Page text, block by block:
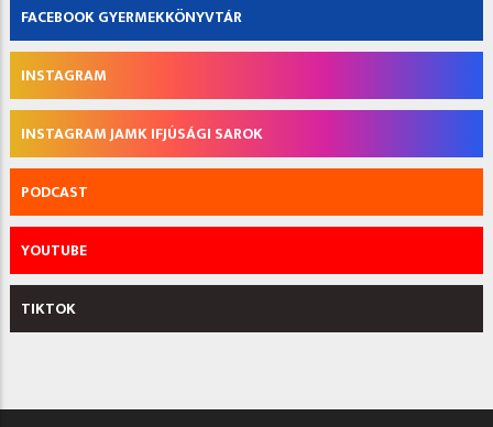
FACEBOOK GYERMEKKÖNYVTÁR
INSTAGRAM
INSTAGRAM JAMK IFJÚSÁGI SAROK
PODCAST
YOUTUBE
TIKTOK